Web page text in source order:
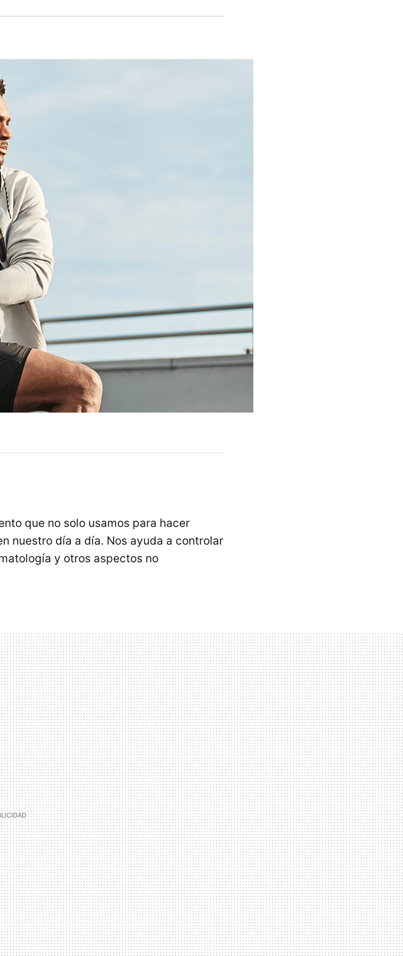
que no solo usamos para hacer
nuestro día a día. Nos ayuda a controlar
y otros aspectos no